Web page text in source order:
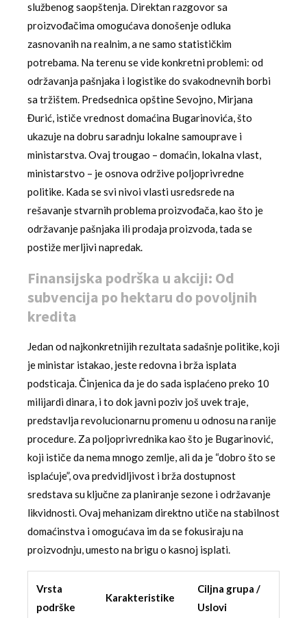
službenog saopštenja. Direktan razgovor sa
proizvođačima omogućava donošenje odluka
zasnovanih na realnim, a ne samo statističkim
potrebama. Na terenu se vide konkretni problemi: od
održavanja pašnjaka i logistike do svakodnevnih borbi
sa tržištem. Predsednica opštine Sevojno, Mirjana
Đurić, ističe vrednost domaćina Bugarinovića, što
ukazuje na dobru saradnju lokalne samouprave i
ministarstva. Ovaj trougao – domaćin, lokalna vlast,
ministarstvo – je osnova održive poljoprivredne
politike. Kada se svi nivoi vlasti usredsrede na
rešavanje stvarnih problema proizvođača, kao što je
održavanje pašnjaka ili prodaja proizvoda, tada se
postiže merljivi napredak.
Finansijska podrška u akciji: Od
subvencija po hektaru do povoljnih
kredita
Jedan od najkonkretnijih rezultata sadašnje politike, koji
je ministar istakao, jeste redovna i brža isplata
podsticaja. Činjenica da je do sada isplaćeno preko 10
milijardi dinara, i to dok javni poziv još uvek traje,
predstavlja revolucionarnu promenu u odnosu na ranije
procedure. Za poljoprivrednika kao što je Bugarinović,
koji ističe da nema mnogo zemlje, ali da je “dobro što se
isplaćuje”, ova predvidljivost i brža dostupnost
sredstava su ključne za planiranje sezone i održavanje
likvidnosti. Ovaj mehanizam direktno utiče na stabilnost
domaćinstva i omogućava im da se fokusiraju na
proizvodnju, umesto na brigu o kasnoj isplati.
Vrsta
podrške
Karakteristike
Ciljna grupa /
Uslovi